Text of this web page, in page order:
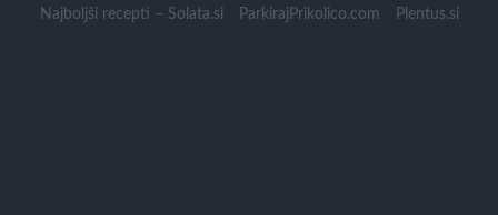
Najboljši recepti – Solata.si ParkirajPrikolico.com Plentus.si